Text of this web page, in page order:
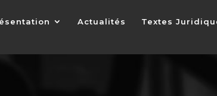
Actualités Textes